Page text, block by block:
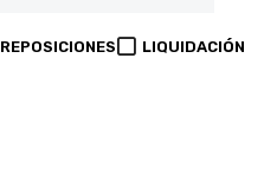
REPOSICIONES LIQUIDACIÓN